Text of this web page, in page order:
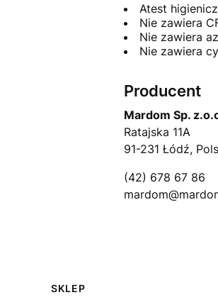
Atest
Nie zawiera
Nie zawiera
Nie zawiera
Producent
Mardom Sp.
Ratajska 11A
91-231 Łódź,
(42) 678 67 86
Linki w stopce
SKLEP